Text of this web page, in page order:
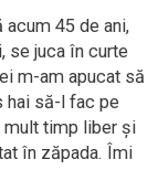
45 de ani,
se juca în curte
m-am apucat să
hai să-l fac pe
mult timp liber şi
în zăpada. Îmi